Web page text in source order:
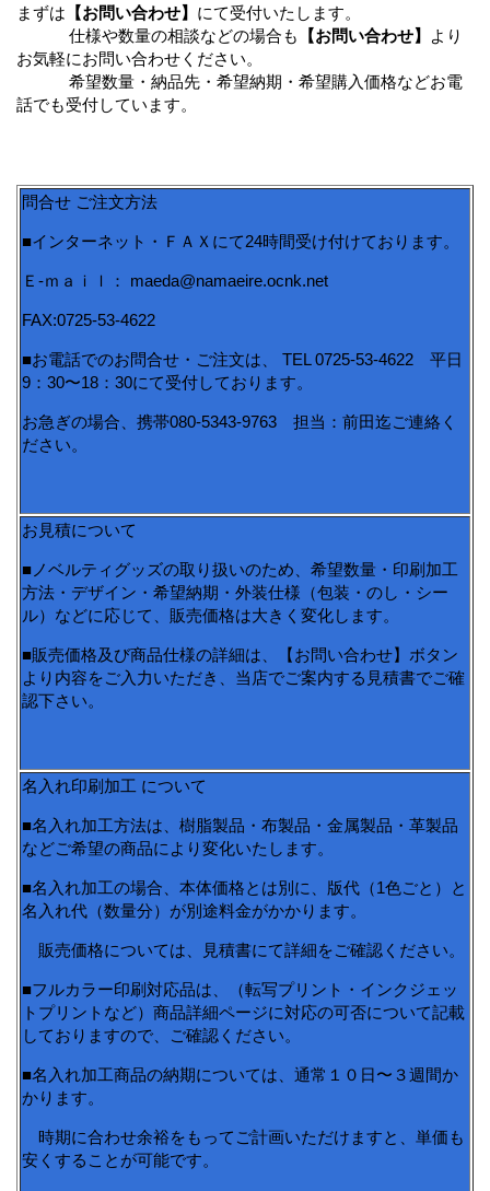
まずは 【お問い合わせ】 にて受付いたします。
仕様や数量の相談などの場合も
【お問い合わせ】
より
お気軽にお問い合わせください。
希望数量・納品先・希望納期・希望購入価格などお電
話でも受付しています。
問合せ ご注文方法
■インターネット・ＦＡＸにて24時間受け付けております。
Ｅ-ｍａｉｌ： maeda@namaeire.ocnk.net
FAX:0725-53-4622
■お電話でのお問合せ・ご注文は、 TEL 0725-53-4622 平日
9：30〜18：30にて受付しております。
お急ぎの場合、携帯080-5343-9763 担当：前田迄ご連絡く
ださい。
お見積について
■ノベルティグッズの取り扱いのため、希望数量・印刷加工
方法・デザイン・希望納期・外装仕様（包装・のし・シー
ル）などに応じて、販売価格は大きく変化します。
■販売価格及び商品仕様の詳細は、【お問い合わせ】ボタン
より内容をご入力いただき、当店でご案内する見積書でご確
認下さい。
名入れ印刷加工 について
■名入れ加工方法は、樹脂製品・布製品・金属製品・革製品
などご希望の商品により変化いたします。
■名入れ加工の場合、本体価格とは別に、版代（1色ごと）と
名入れ代（数量分）が別途料金がかかります。
販売価格については、見積書にて詳細をご確認ください。
■フルカラー印刷対応品は、（転写プリント・インクジェッ
トプリントなど）商品詳細ページに対応の可否について記載
しておりますので、ご確認ください。
■名入れ加工商品の納期については、通常１０日〜３週間か
かります。
時期に合わせ余裕をもってご計画いただけますと、単価も
安くすることが可能です。